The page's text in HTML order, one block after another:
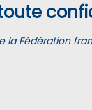
la Fédération